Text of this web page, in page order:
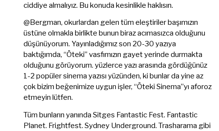
ciddiye almalıyız. Bu konuda kesinlikle haklısın.
@Bergman, okurlardan gelen tüm eleştiriler başımızın
üstüne olmakla birlikte bunun biraz acımasızca olduğunu
düşünüyorum. Yayınladığımız son 20-30 yazıya
baktığımda, “Öteki” vasfımızın gayet yerinde durmakta
olduğunu görüyorum. yüzlerce yazı arasında gördüğünüz
1-2 popüler sinema yazısı yüzünden, ki bunlar da yine az
çok bizim beğenimize uygun işler, “Öteki Sinema”yı aforoz
etmeyin lütfen.
Tüm bunların yanında Sitges Fantastic Fest. Fantastic
Planet. Frightfest. Sydney Underground. Trasharama gibi